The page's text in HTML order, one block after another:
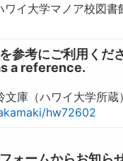
ワイ大学マノア校図
参考にご利用く
a reference.
文庫（ハワイ大学所
hw72602